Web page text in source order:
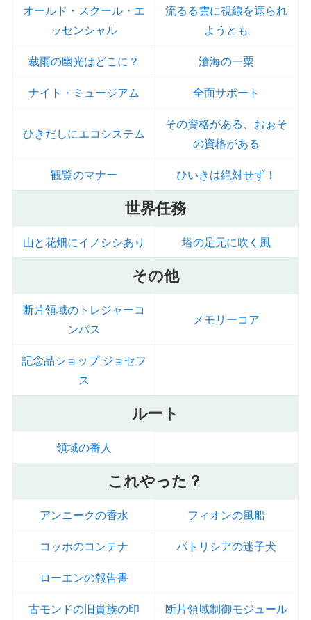
オールド・スクール・エ
ッセンシャル
流るる雲に視線を遮られ
ようとも
裁雨の幽光はどこに？ 滄海の一粟
ナイト・ミュージアム 全面サポート
ひきだしにエコシステム
その資格がある、おぉそ
の資格がある
観覧のマナー ひいきは絶対せず！
世界任務
山と花畑にイノシシあり 塔の足元に吹く風
その他
断片領域のトレジャーコ
ンパス
メモリーコア
記念品ショップ ジョセフ
ス
ルート
領域の番人
これやった？
アンニークの香水 フィオンの風船
コッホのコンテナ パトリシアの迷子犬
ローエンの報告書
古モンドの旧貴族の印
断片領域制御モジュール